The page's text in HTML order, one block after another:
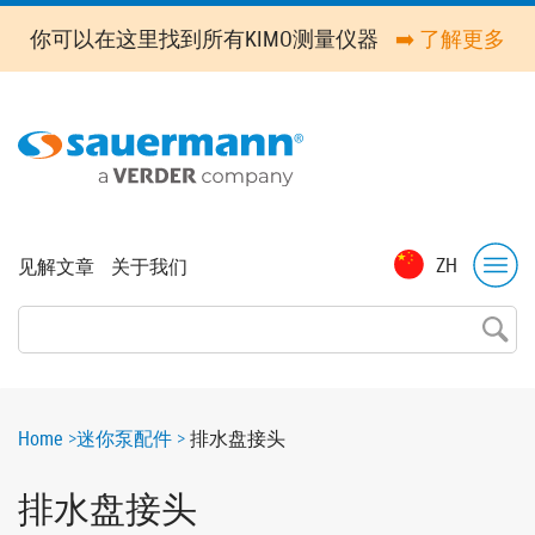
Skip
main
你可以在这里找到所有KIMO测量仪器 ➡️ 了解更多
ZH
Top
见解文章 关于我们
Breadcrumb
Home 迷你泵配件 排水盘接头
排水盘接头